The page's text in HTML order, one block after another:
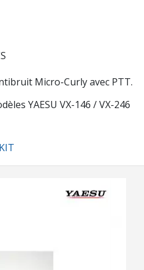
Micro-Curly avec PTT.
YAESU VX-146 / VX-246